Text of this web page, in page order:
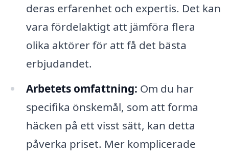
deras erfarenhet och expertis. Det kan
vara fördelaktigt att jämföra flera
olika aktörer för att få det bästa
erbjudandet.
Arbetets omfattning: Om du har
specifika önskemål, som att forma
häcken på ett visst sätt, kan detta
påverka priset. Mer komplicerade